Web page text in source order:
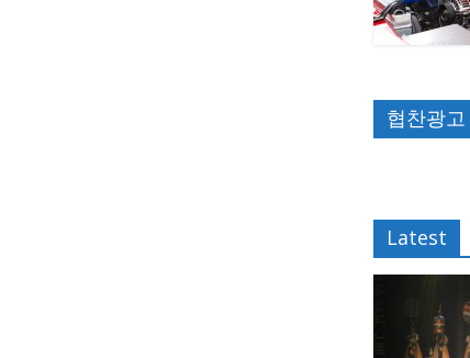
협찬광고
Latest